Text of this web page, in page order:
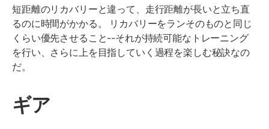
短距離のリカバリーと違って、走行距離が長いと立ち直
るのに時間がかかる。 リカバリーをランそのものと同じ
くらい優先させること--それが持続可能なトレーニング
を行い、さらに上を目指していく過程を楽しむ秘訣なの
だ。
ギア